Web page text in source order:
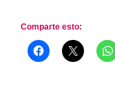
Comparte esto: